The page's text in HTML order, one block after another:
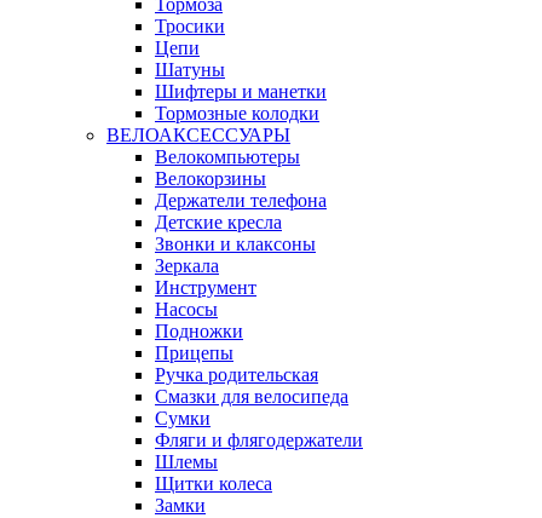
Тросики
Цепи
Шатуны
Шифтеры и манетки
Тормозные колодки
ВЕЛОАКСЕССУАРЫ
Велокомпьютеры
Велокорзины
Держатели телефона
Детские кресла
Звонки и клаксоны
Зеркала
Инструмент
Насосы
Подножки
Прицепы
Ручка родительская
Смазки для велосипеда
Сумки
Фляги и флягодержатели
Шлемы
Щитки колеса
Замки